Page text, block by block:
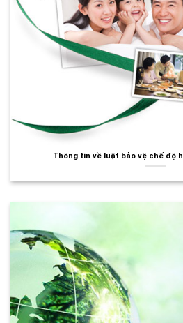
Thông tin về luật bảo vệ chế độ